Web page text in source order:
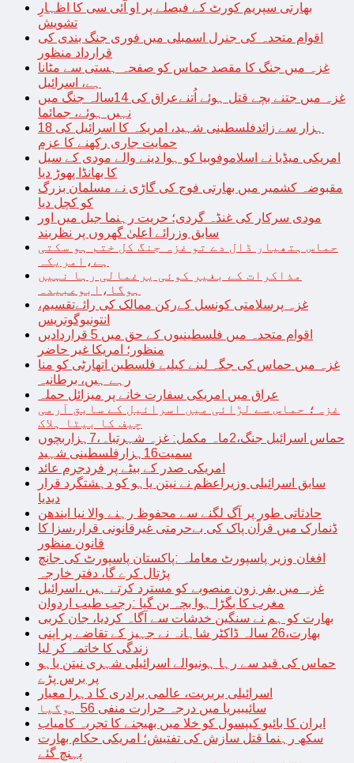
بھارتی سپریم کورٹ کے فیصلے پر او آئی سی کا اظہارِ
تشویش
اقوام متحدہ کی جنرل اسمبلی میں فوری جنگ بندی کی
قرارداد منظور
غزہ میں جنگ کا مقصد حماس کو صفحہ ہستی سے مٹانا
ہے، اسرائیل
غزہ میں جتنے بچے قتل ہوئے اُتنےعراق کی 14سالہ جنگ میں
نہیں ہوئے، جمائما
18 ہزار سے زائدفلسطینی شہید، امریکہ کا اسرائیل کی
حمایت جاری رکھنے کا عزم
امریکی میڈیا نے اسلاموفوبیا کو ہوا دینے والے مودی کے سیل
کا بھانڈا پھوڑ دیا
مقبوضہ کشمیر میں بھارتی فوج کی گاڑی نے مسلمان بزرگ
کو کچل دیا
مودی سرکار کی غنڈہ گردی؛ حریت رہنما جیل میں اور
سابق وزرائے اعلیٰ گھروں پر نظربند
حماس ہتھیار ڈال دے تو غزہ جنگ کل ختم ہو سکتی
ہے،امریکہ
مذاکرات کے بغیر کوئی یرغمالی رہا نہیں
ہوگا،ابوعبیدہ
غزہ پرسلامتی کونسل کےرکن ممالک کی رائےتقسیم،
انتونیوگوتریس
اقوام متحدہ میں فلسطینیوں کے حق میں 5 قراردادیں
منظور؛ امریکا غیر حاضر
غزہ میں حماس کی جگہ لینے کیلیے فلسطین اتھارٹی کو منا
رہے ہیں، برطانیہ
عراق میں امریکی سفارت خانے پر میزائل حملہ
غزہ؛ حماس سے لڑائی میں اسرائیل کے سابق آرمی
چیف کا بیٹا ہلاک
حماس اسرائیل جنگ،2ماہ مکمل: غزہ شہرتباہ،7ہزاربچوں
سمیت16ہزارفلسطینی شہید
امریکی صدر کے بیٹے پر فردجرم عائد
سابق اسرائیلی وزیراعظم نے نیتن یاہو کو دہشتگرد قرار
دیدیا
حادثاتی طور پر آگ لگنے سے محفوظ رہنے والا نیا ایندھن
ڈنمارک میں قرآن پاک کی بےحرمتی غیرقانونی قرار،سزا کا
قانون منظور
افغان وزیر پاسپورٹ معاملہ :پاکستان پاسپورٹ کی جانچ
پڑتال کرے گا، دفتر خارجہ
غزہ میں بفر زون منصوبے کو مسترد کرتے ہیں ،اسرائیل
مغرب کا بگڑا ہوا بچہ بن گیا :رجب طیب اردوان
بھارت کو ہم نے سنگین خدشات سے آگاہ کردیا، جان کربی
بھارت،26 سالہ ڈاکٹر شاہانہ نے جہیز کے تقاضے پر اپنی
زندگی کا خاتمہ کر لیا
حماس کی قید سے رہا ہونیوالے اسرائیلی شہری نیتن یاہو
پر برس پڑے
اسرائیلی بربریت، عالمی برادری کا دہرا معیار
سائیبیریا میں درجہ حرارت منفی 56 ہوگیا
ایران کا بائیو کیپسول کو خلا میں بھیجنے کا تجربہ کامیاب
سکھ رہنما قتل سازش کی تفتیش؛ امریکی حکام بھارت
پہنچ گئے